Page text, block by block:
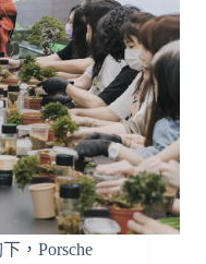
，Porsche